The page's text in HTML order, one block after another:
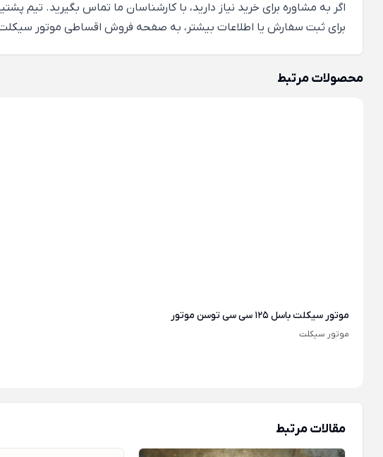
اگر به مشاوره برای خرید نیاز دارید، با کارشناسان ما تماس بگیرید.
برای ثبت سفارش یا اطلاعات بیشتر، به صفحه فروش اقساطی موتور
محصولات مرتبط
موتور سیکلت باسل 125 سی سی توسن موتور
موتور سیکلت
مقالات مرتبط